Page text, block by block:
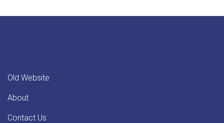
Old Website
About
Contact Us